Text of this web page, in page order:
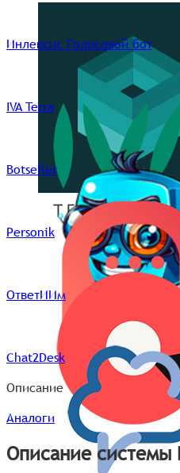
Инлексис Голосовой бот
IVA Terra
Botseller
Personik
ОтветИИм
Chat2Desk
Описание
Аналоги
Описание системы